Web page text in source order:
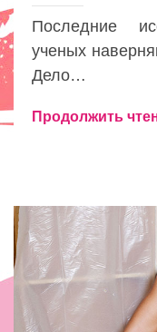
Последние
ученых
Дело…
Продолжить